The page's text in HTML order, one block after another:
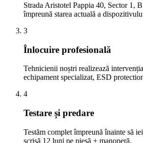
Strada Aristotel Pappia 40, Sector 1,
împreună starea actuală a
3
Înlocuire profesională
Tehnicienii noștri realizează
echipament specializat, ESD
4
Testare și predare
Testăm complet împreună înainte să
scrisă 12 luni pe piesă + manoperă.